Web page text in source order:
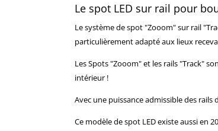
Le spot LED sur rail pour
Le système de spot "Zooom" sur rail
particulièrement adapté aux lieux
Les Spots "Zooom" et les rails "Track"
intérieur !
Avec une puissance admissible des
Ce modèle de spot LED existe aussi en